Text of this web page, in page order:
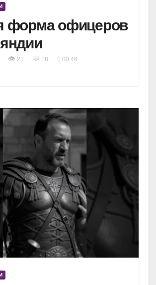
форма офицеров
👁 21 💬 18 00:46